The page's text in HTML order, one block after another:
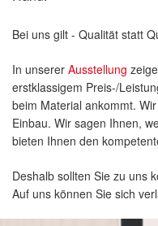
Bei uns gilt - Qualität statt
In unserer Ausstellung
erstklassigem Preis-/
beim Material ankommt.
Einbau. Wir sagen Ihnen,
bieten Ihnen den
Deshalb sollten Sie zu uns
Auf uns können Sie sich